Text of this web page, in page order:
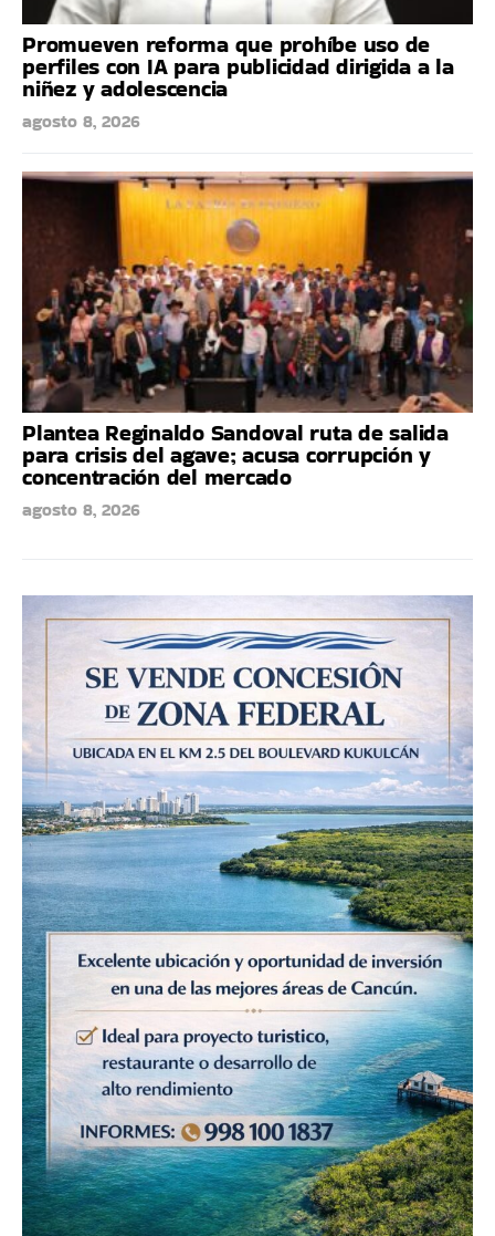
Promueven reforma que prohíbe uso de
perfiles con IA para publicidad dirigida a la
niñez y adolescencia
agosto 8, 2026
Plantea Reginaldo Sandoval ruta de salida
para crisis del agave; acusa corrupción y
concentración del mercado
agosto 8, 2026